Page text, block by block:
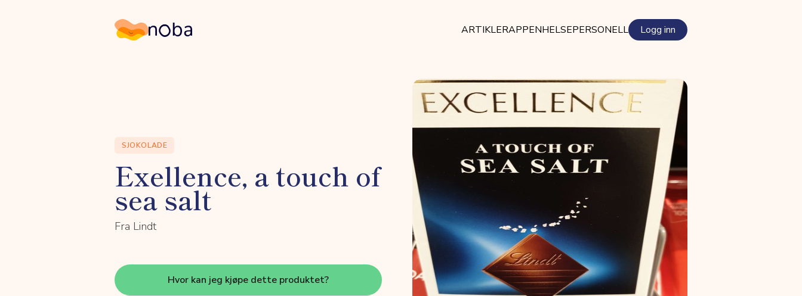
Noba ARTIKLERAPPENHELSEPERSONELL Logg inn
SJOKOLADE
Exellence, a touch of
sea salt
Fra Lindt
Hvor kan jeg kjøpe dette produktet?